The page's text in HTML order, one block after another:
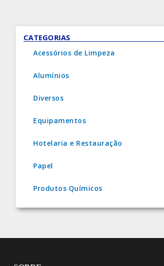
CATEGORIAS
Acessórios de Limpeza
Alumínios
Diversos
Equipamentos
Hotelaria e Restauração
Papel
Produtos Químicos